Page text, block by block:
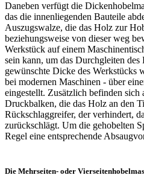
Daneben verfügt die
das die innenliegenden Bauteile
Auszugswalze, die das Holz zur
beziehungsweise von dieser weg
Werkstück auf einem
sein kann, um das Durchgleiten des
gewünschte Dicke des Werkstücks
bei modernen Maschinen - über
eingestellt. Zusätzlich befinden
Druckbalken, die das Holz an den
Rückschlaggreifer, der verhindert,
zurückschlägt. Um die gehobelten
Regel eine entsprechende
Die Mehrseiten- oder